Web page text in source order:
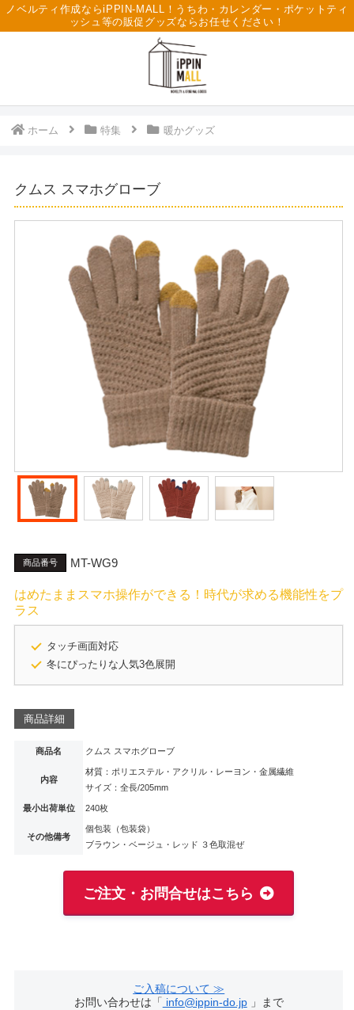
ノベルティ作成ならiPPIN-MALL！うちわ・カレンダー・ポケットティ
ッシュ等の販促グッズならお任せください！
ホーム 特集 暖かグッズ
クムス スマホグローブ
商品番号 MT-WG9
はめたままスマホ操作ができる！時代が求める機能性をプ
ラス
タッチ画面対応
冬にぴったりな人気3色展開
商品詳細
商品名 クムス スマホグローブ
内容
材質：ポリエステル・アクリル・レーヨン・金属繊維
サイズ：全長/205mm
最小出荷単位 240枚
その他備考
個包装（包装袋）
ブラウン・ベージュ・レッド ３色取混ぜ
ご注文・お問合せはこちら
ご入稿について ≫
お問い合わせは「
info@ippin-do.jp」まで